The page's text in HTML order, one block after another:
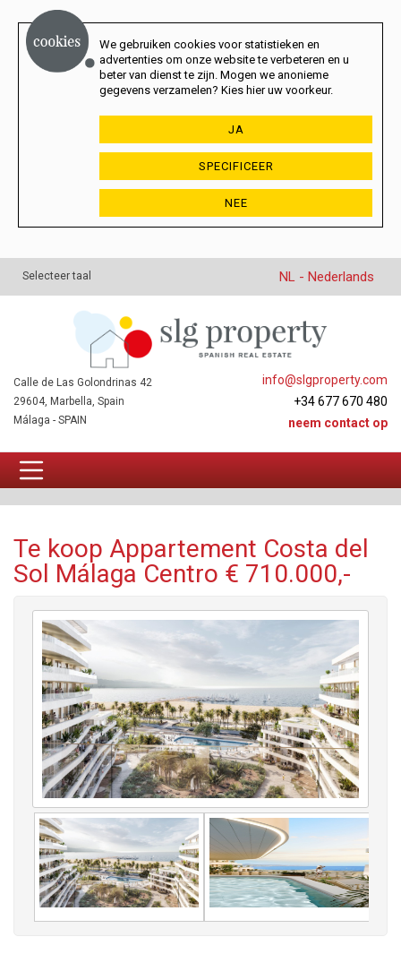
We gebruiken cookies voor statistieken en
advertenties om onze website te verbeteren en u
beter van dienst te zijn. Mogen we anonieme
gegevens verzamelen? Kies hier uw voorkeur.
JA
SPECIFICEER
NEE
Selecteer taal NL - Nederlands
info@slgproperty.com
+34 677 670 480
neem contact op
Calle de Las Golondrinas 42
29604, Marbella, Spain
Málaga - SPAIN
Te koop Appartement Costa del
Sol Málaga Centro € 710.000,-